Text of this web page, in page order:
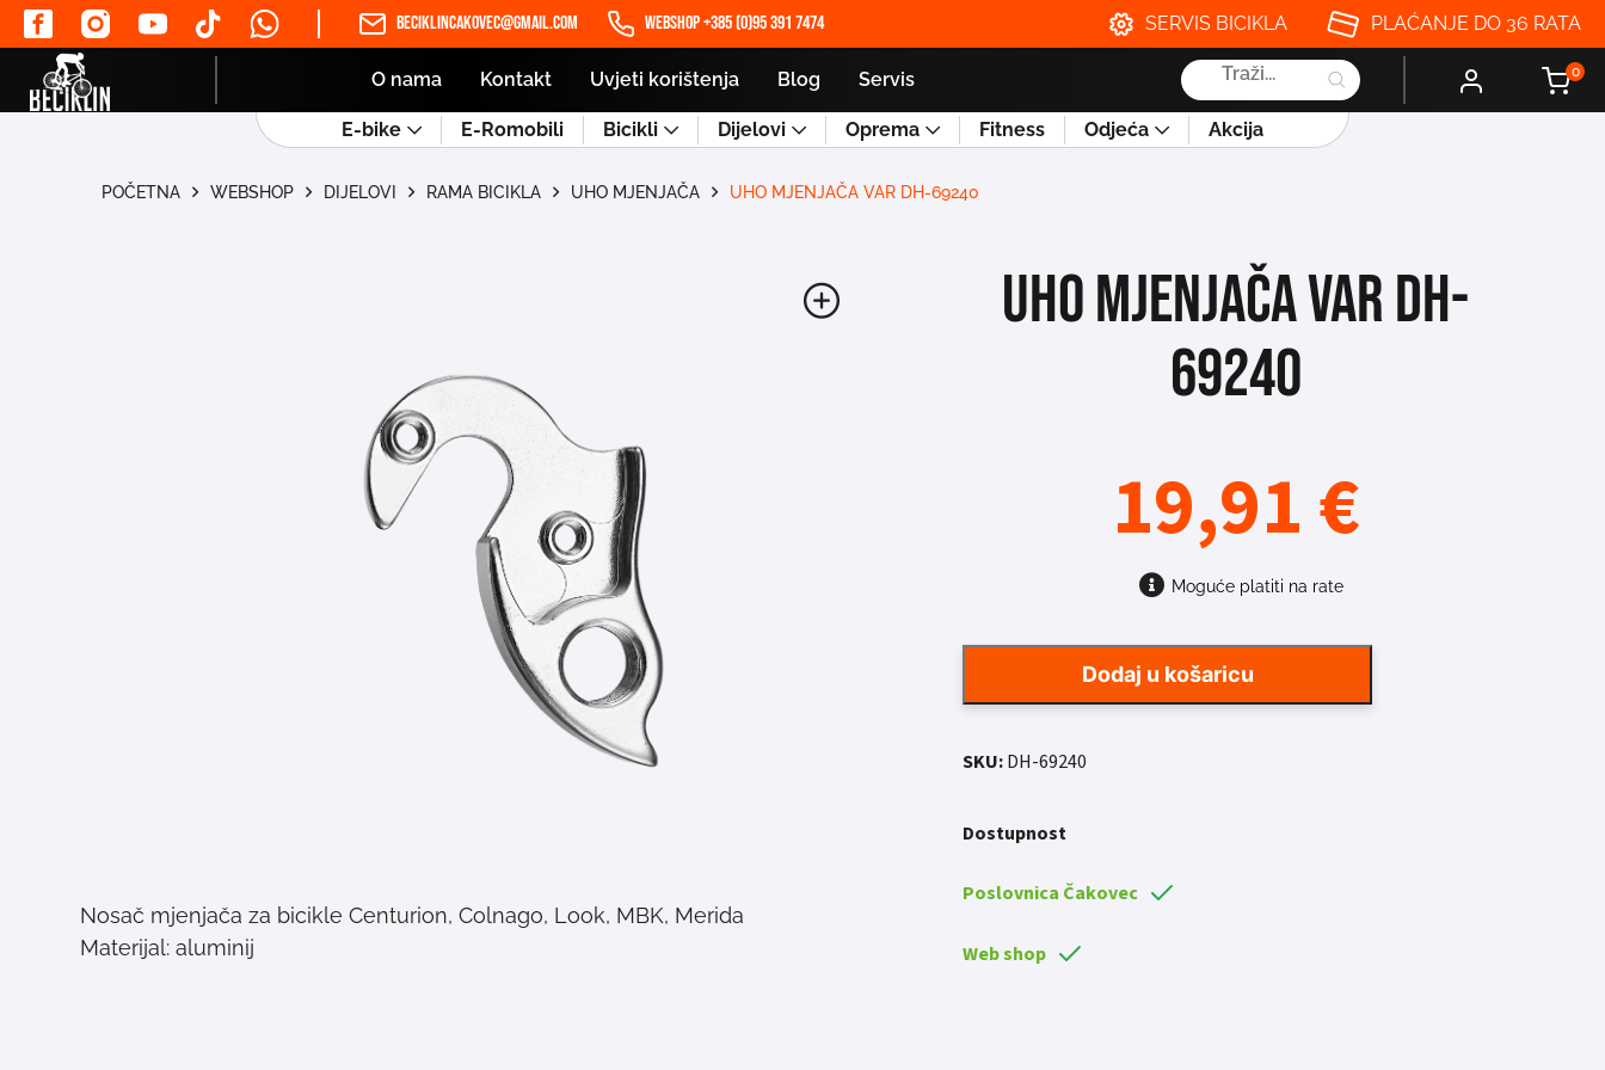
beciklincakovec@gmail.com WEBSHOP +385 (0)95 391 7474 SERVIS BICIKLA PLAĆANJE DO 36 RATA
O nama Kontakt Uvjeti korištenja Blog Servis
Products
search
0
E-bike E-Romobili Bicikli Dijelovi Oprema Fitness Odjeća Akcija
POČETNA WEBSHOP DIJELOVI RAMA BICIKLA UHO MJENJAČA UHO MJENJAČA VAR DH-69240
Nosač mjenjača za bicikle Centurion, Colnago, Look, MBK, Merida
Materijal: aluminij
UHO MJENJAČA VAR DH-
69240
19,91€
Moguće platiti na rate
Dodaj u košaricu
SKU:DH-69240
Dostupnost
Poslovnica Čakovec
Web shop